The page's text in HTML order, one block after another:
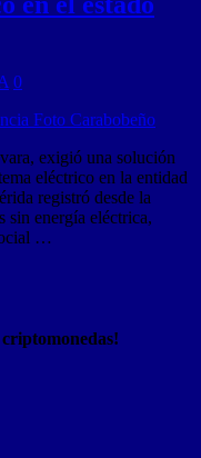
0
exigió una solución
eléctrico en la entidad
registró desde la
sin energía eléctrica,
…